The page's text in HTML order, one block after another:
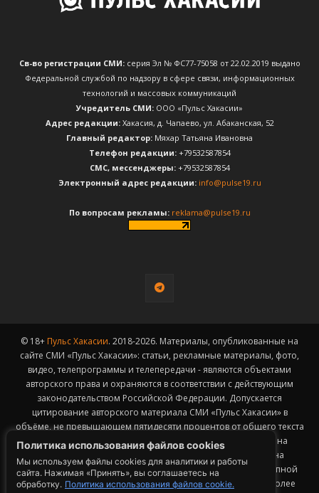
Политика использования файлов cookies
Мы используем файлы cookies для аналитики и работы
сайта. Нажимая «Принять», вы соглашаетесь на
обработку. Политика использования файлов cookie.
Св-во регистрации СМИ:серия Эл № ФС77-75058 от 22.02.2019 выдано
Федеральной службой по надзору в сфере связи, информационных
технологий и массовых коммуникаций
Учредитель СМИ: ООО «Пульс Хакасии»
Адрес редакции:Хакасия, д. Чапаево, ул. Абаканская, 52
Главный редактор: Мяхар Татьяна Ивановна
Телефон редакции:+79532587854
CМС, мессенджеры:+79532587854
Электронный адрес редакции: info@pulse19.ru
По вопросам рекламы: reklama@pulse19.ru
© 18+ Пульс Хакасии. 2018-2026. Материалы, опубликованные на
сайте СМИ «Пульс Хакасии»: статьи, рекламные материалы, фото,
видео, телепрограммы и телепередачи - являются объектами
авторского права и охраняются в соответствии с действующим
законодательством Российской Федерации. Допускается
цитирование авторского материала СМИ «Пульс Хакасии» в
объёме, не превышающем пятидесяти процентов от общего текста
публикации с обязательным размещением гиперссылки на
страницу заимствования материала. Гиперссылка должна
размещаться в тексте цитируемого материала и быть доступной
для индексации поисковыми системами. Заимствование более